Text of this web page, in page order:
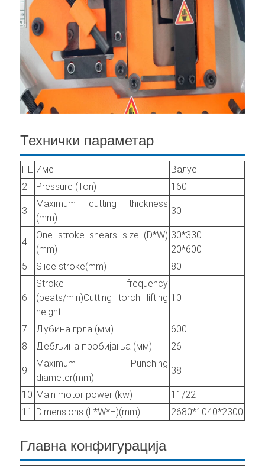
Технички параметар
НЕ Име
Валуе
2
Pressure (Ton) 160
3
Maximum cutting thickness
(mm)
30
4
One stroke shears size (D*W)
(mm)
30*330
20*600
5
Slide stroke(mm) 80
6
Stroke frequency
(beats/min)Cutting torch lifting
height
10
7 Дубина грла (мм)
600
8
Дебљина пробијања (мм) 26
9
Maximum Punching
diameter(mm)
38
10 Main motor power (kw)
11/22
11 Dimensions (L*W*H)(mm) 2680*1040*2300
Главна конфигурација